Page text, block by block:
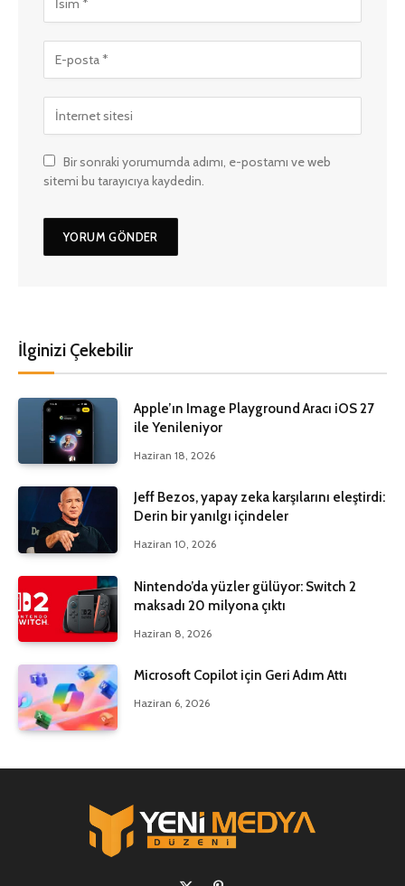
Bir sonraki yorumumda adımı, e-postamı ve web
sitemi bu tarayıcıya kaydedin.
İlginizi Çekebilir
Apple’ın Image Playground Aracı iOS 27
ile Yenileniyor
Haziran 18, 2026
Jeff Bezos, yapay zeka karşılarını eleştirdi:
Derin bir yanılgı içindeler
Haziran 10, 2026
Nintendo’da yüzler gülüyor: Switch 2
maksadı 20 milyona çıktı
Haziran 8, 2026
Microsoft Copilot için Geri Adım Attı
Haziran 6, 2026